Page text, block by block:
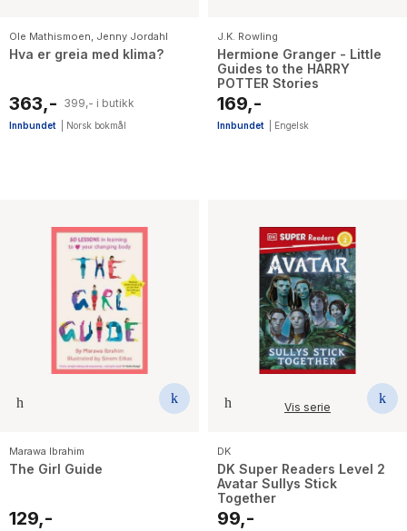
Ole Mathismoen Jenny Jordahl
Hva er greia med klima?
363,- 399,- i butikk
Innbundet Norsk bokmål
J.K. Rowling
Hermione Granger - Little
Guides to the HARRY
POTTER Stories
169,-
Innbundet Engelsk
Marawa Ibrahim
The Girl Guide
129,-
Vis serie
DK
DK Super Readers Level 2
Avatar Sullys Stick
Together
99,-